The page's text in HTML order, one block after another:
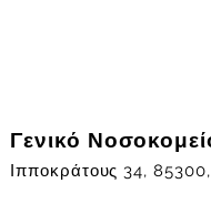
Γενικό
Ιπποκράτους 34,